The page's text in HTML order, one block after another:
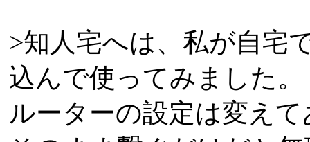
>知人宅へは、私が自宅
込んで使ってみました。
ルーターの設定は変え